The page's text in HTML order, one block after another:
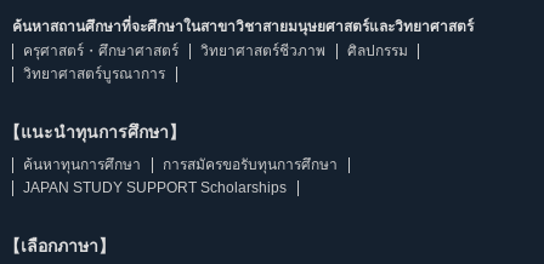
ค้นหาสถานศึกษาที่จะศึกษาในสาขาวิชาสายมนุษยศาสตร์และวิทยาศาสตร์
ครุศาสตร์・ศึกษาศาสตร์
วิทยาศาสตร์ชีวภาพ
ศิลปกรรม
วิทยาศาสตร์บูรณาการ
【แนะนำทุนการศึกษา】
ค้นหาทุนการศึกษา
การสมัครขอรับทุนการศึกษา
JAPAN STUDY SUPPORT Scholarships
【เลือกภาษา】